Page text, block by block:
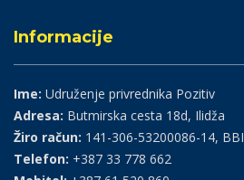
Informacije
Ime: Udruženje privrednika Pozitiv
Adresa: Butmirska cesta 18d, Ilidža
Žiro račun: 141-306-53200086-14, BBI
Telefon: +387 33 778 662